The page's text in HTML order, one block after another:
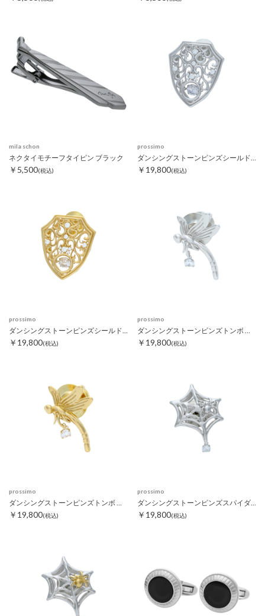
mila schon
ネクタイモチーフタイピン ブラック
￥5,500(税込)
prossimo
ダンシングストーンピンズシールド シルバー
￥19,800(税込)
prossimo
￥19,800(税込)
prossimo
￥19,800(税込)
prossimo
ダンシングストーンピンズトンボ ゴールド
￥19,800(税込)
prossimo
ダンシングストーンピンズスパイダーウェブ シルバー
￥19,800(税込)